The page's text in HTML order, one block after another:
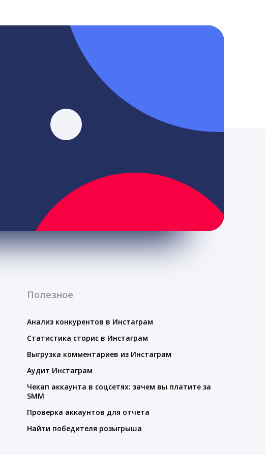
Полезное
Анализ конкурентов в Инстаграм
Статистика сторис в Инстаграм
Выгрузка комментариев из Инстаграм
Аудит Инстаграм
Чекап аккаунта в соцсетях: зачем вы платите за
SMM
Проверка аккаунтов для отчета
Найти победителя розыгрыша